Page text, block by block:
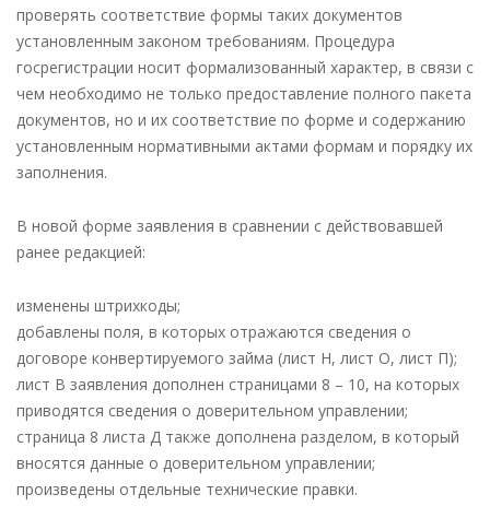
проверять соответствие формы таких документов
установленным законом требованиям. Процедура
госрегистрации носит формализованный характер, в связи с
чем необходимо не только предоставление полного пакета
документов, но и их соответствие по форме и содержанию
установленным нормативными актами формам и порядку их
заполнения.
В новой форме заявления в сравнении с действовавшей
ранее редакцией:
изменены штрихкоды;
добавлены поля, в которых отражаются сведения о
договоре конвертируемого займа (лист Н, лист О, лист П);
лист В заявления дополнен страницами 8 – 10, на которых
приводятся сведения о доверительном управлении;
страница 8 листа Д также дополнена разделом, в который
вносятся данные о доверительном управлении;
произведены отдельные технические правки.